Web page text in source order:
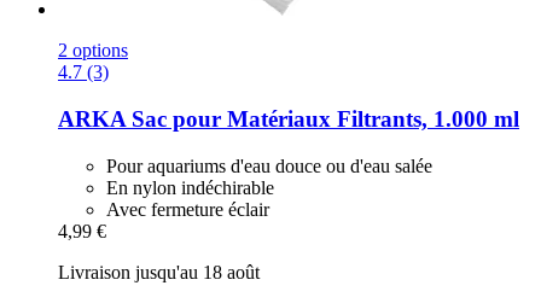
2 options
4.7 (3)
ARKA Sac pour Matériaux Filtrants, 1.000 ml
Pour aquariums d'eau douce ou d'eau salée
En nylon indéchirable
Avec fermeture éclair
4,99 €
Livraison jusqu'au 18 août